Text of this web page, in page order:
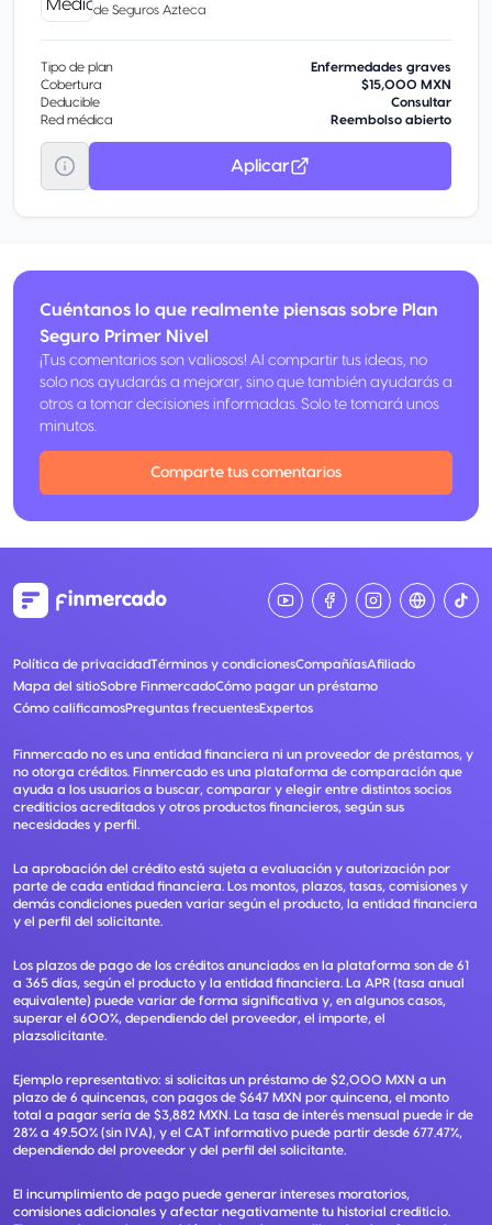
de Seguros Azteca
Tipo de plan
Enfermedades graves
Cobertura
$15,000 MXN
Deducible
Consultar
Red médica
Reembolso abierto
Aplicar
Cuéntanos lo que realmente piensas sobre Plan
Seguro Primer Nivel
¡Tus comentarios son valiosos! Al compartir tus ideas, no
solo nos ayudarás a mejorar, sino que también ayudarás a
otros a tomar decisiones informadas. Solo te tomará unos
minutos.
Comparte tus comentarios
Política de privacidadTérminos y condicionesCompañíasAfiliado
Mapa del sitioSobre FinmercadoCómo pagar un préstamo
Cómo calificamosPreguntas frecuentesExpertos
Finmercado no es una entidad financiera ni un proveedor de préstamos, y
no otorga créditos. Finmercado es una plataforma de comparación que
ayuda a los usuarios a buscar, comparar y elegir entre distintos socios
crediticios acreditados y otros productos financieros, según sus
necesidades y perfil.
La aprobación del crédito está sujeta a evaluación y autorización por
parte de cada entidad financiera. Los montos, plazos, tasas, comisiones y
demás condiciones pueden variar según el producto, la entidad financiera
y el perfil del solicitante.
Los plazos de pago de los créditos anunciados en la plataforma son de 61
a 365 días, según el producto y la entidad financiera. La APR (tasa anual
equivalente) puede variar de forma significativa y, en algunos casos,
superar el 600%, dependiendo del proveedor, el importe, el
plazsolicitante.
Ejemplo representativo: si solicitas un préstamo de $2,000 MXN a un
plazo de 6 quincenas, con pagos de $647 MXN por quincena, el monto
total a pagar sería de $3,882 MXN. La tasa de interés mensual puede ir de
28% a 49.50% (sin IVA), y el CAT informativo puede partir desde 677.47%,
dependiendo del proveedor y del perfil del solicitante.
El incumplimiento de pago puede generar intereses moratorios,
comisiones adicionales y afectar negativamente tu historial crediticio.